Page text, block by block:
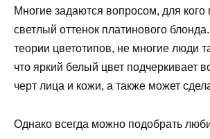
Многие задаются вопросом, для
светлый оттенок платинового
теории цветотипов, не многие люди
что яркий белый цвет подчеркивает
черт лица и кожи, а также может
Однако всегда можно подобрать